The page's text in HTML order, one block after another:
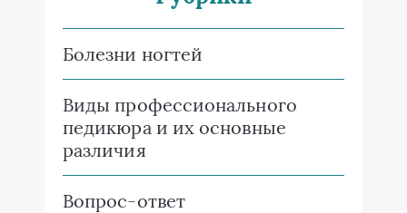
Болезни ногтей
Виды профессионального
педикюра и их основные
различия
Вопрос-ответ